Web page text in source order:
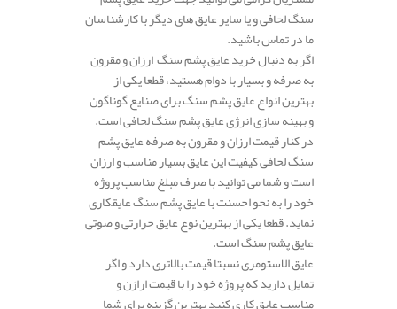
سنگ لحافی و یا سایر عایق های دیگر با کارشناسان
ما در تماس باشید.
اگر به دنبال خرید عایق پشم سنگ ارزان و مقرون
به صرفه و بسیار با دوام هستید، قطعا یکی از
بهترین انواع عایق پشم سنگ برای صنایع گوناگون
و بهینه سازی انرژی عایق پشم سنگ لحافی است.
در کنار قیمت ارزان و مقرون به صرفه عایق پشم
سنگ لحافی کیفیت این عایق بسیار مناسب و ارزان
است و شما می توانید با صرف مبلغ مناسب پروژه
خود را به نحو احسنت با عایق پشم سنگ عایقکاری
نماید. قطعا یکی از بهترین نوع عایق حرارتی و صوتی
عایق پشم سنگ است.
عایق الاستومری نسبتا قیمت بالاتری دارد و اگر
تمایل دارید که پروژه خود را با قیمت ارازن و
مناسب عایق کاری کنید بهترین گزینه برای شما